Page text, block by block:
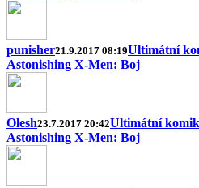
punisher21.9.2017 08:19Ultimátní
Astonishing X-Men: Boj
Olesh23.7.2017 20:42Ultimátní
Astonishing X-Men: Boj